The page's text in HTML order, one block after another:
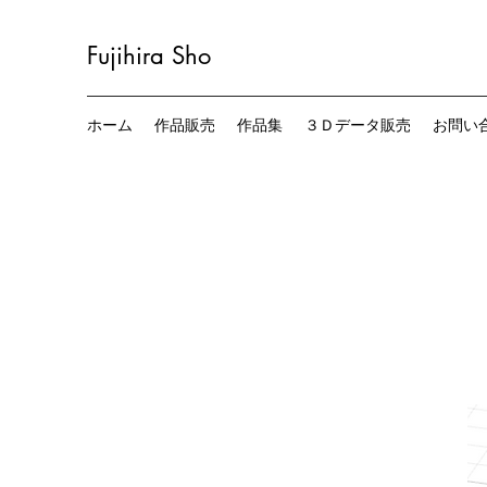
Fujihira Sho
ホーム 作品販売 作品集 ３Ｄデータ販売 お問い